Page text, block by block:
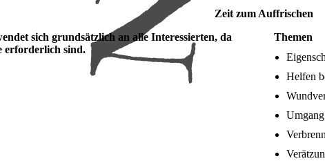
Zeit zum Auffrischen
sich grundsätzlich an alle Interessierten, da
erforderlich sind.
Helfen